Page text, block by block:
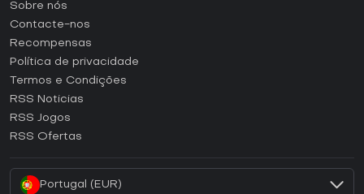
Como ativar uma CD Key Steam?
Como ativar uma CD Key Epic Games?
Como ativar uma CD Key GOG?
Como ativar uma CD Key Ubisoft Connect?
Sobre nós
Contacte-nos
Recompensas
Política de privacidade
Termos e Condições
RSS Noticias
RSS Jogos
RSS Ofertas
Portugal (EUR)